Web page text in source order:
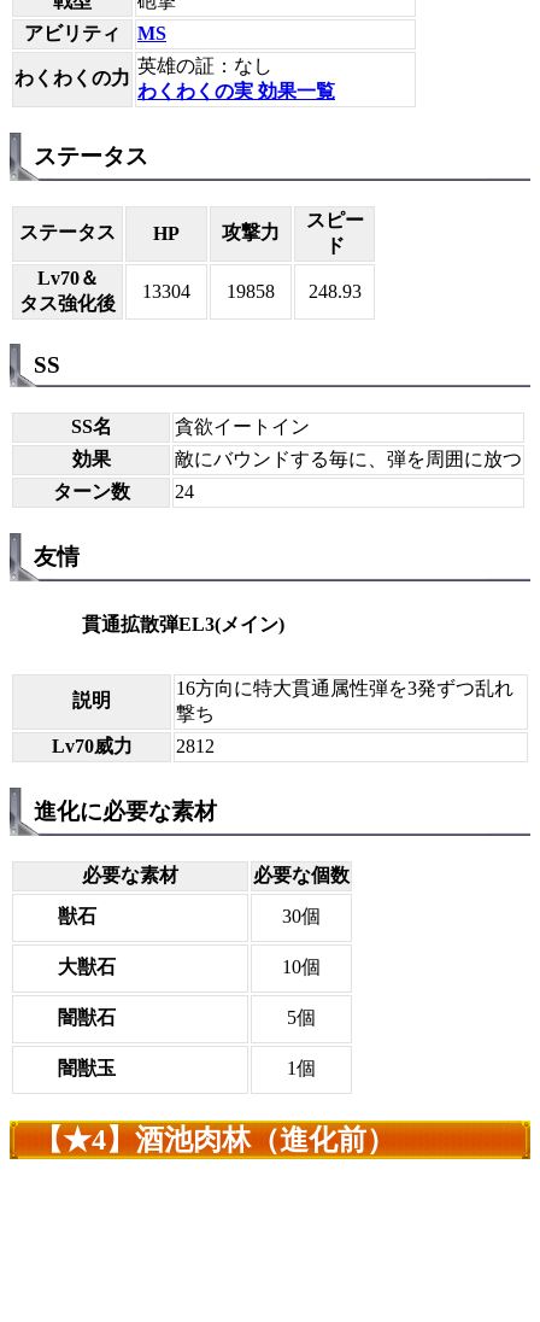
アビリティ
MS
わくわくの力
英雄の証：なし
わくわくの実 効果一覧
ステータス
ステータス HP 攻撃力
スピー
ド
Lv70＆
タス強化後
13304 19858 248.93
SS
SS名
貪欲イートイン
効果
敵にバウンドする毎に、弾を周囲に放つ
ターン数
24
友情
貫通拡散弾EL3(メイン)
説明
16方向に特大貫通属性弾を3発ずつ乱れ
撃ち
Lv70威力
2812
進化に必要な素材
必要な素材
必要な個数
獣石
30個
大獣石 10個
闇獣石 5個
闇獣玉 1個
【★4】酒池肉林（進化前）